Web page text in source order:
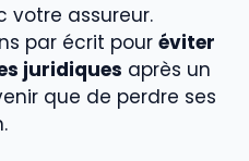
votre assureur.
par écrit pour éviter
juridiques après un
que de perdre ses